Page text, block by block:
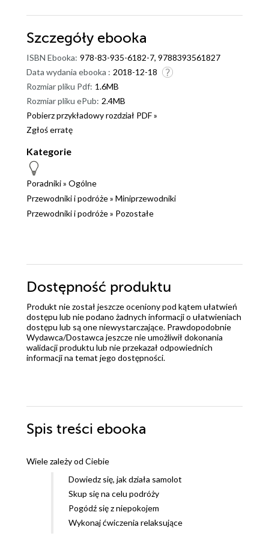
Szczegóły ebooka
ISBN Ebooka: 978-83-935-6182-7, 9788393561827
Data wydania ebooka : 2018-12-18
Rozmiar pliku Pdf: 1.6MB
Rozmiar pliku ePub: 2.4MB
Pobierz przykładowy rozdział PDF »
Zgłoś erratę
Kategorie
Poradniki» Ogólne
Przewodniki i podróże» Miniprzewodniki
Przewodniki i podróże» Pozostałe
Dostępność produktu
Produkt nie został jeszcze oceniony pod kątem ułatwień
dostępu lub nie podano żadnych informacji o ułatwieniach
dostępu lub są one niewystarczające. Prawdopodobnie
Wydawca/Dostawca jeszcze nie umożliwił dokonania
walidacji produktu lub nie przekazał odpowiednich
informacji na temat jego dostępności.
Spis treści ebooka
Wiele zależy od Ciebie
Dowiedz się, jak działa samolot
Skup się na celu podróży
Pogódź się z niepokojem
Wykonaj ćwiczenia relaksujące